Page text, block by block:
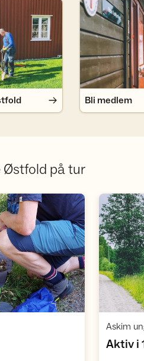
Bli medlem
Bli medlem
Østfold på tur
aktivitet
Askim
Aktiv i